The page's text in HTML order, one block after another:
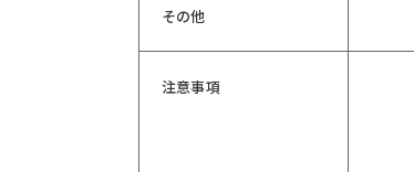
その他
注意事項